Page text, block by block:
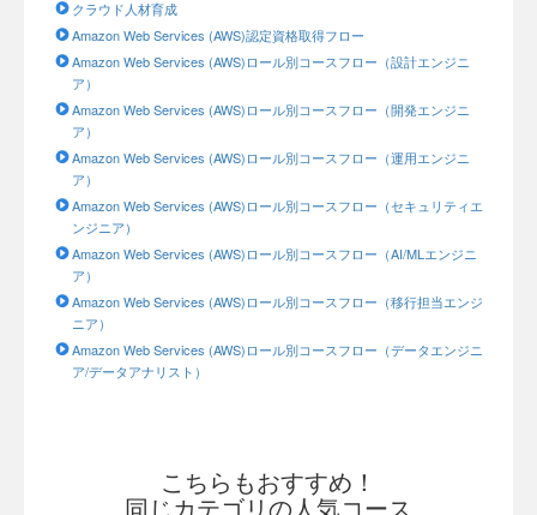
クラウド人材育成
Amazon Web Services (AWS)認定資格取得フロー
Amazon Web Services (AWS)ロール別コースフロー（設計エンジニ
ア）
Amazon Web Services (AWS)ロール別コースフロー（開発エンジニ
ア）
Amazon Web Services (AWS)ロール別コースフロー（運用エンジニ
ア）
Amazon Web Services (AWS)ロール別コースフロー（セキュリティエ
ンジニア）
Amazon Web Services (AWS)ロール別コースフロー（AI/MLエンジニ
ア）
Amazon Web Services (AWS)ロール別コースフロー（移行担当エンジ
ニア）
Amazon Web Services (AWS)ロール別コースフロー（データエンジニ
ア/データアナリスト）
こちらもおすすめ！
同じカテゴリの人気コース